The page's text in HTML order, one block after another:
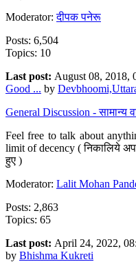
Moderator:दीपक पनेरू
Posts: 6,504
Topics: 10
Last post: August 08, 2018,
Good ... by
General Discussion - सामान्य
Feel free to talk about
limit of decency ( निकालिये
हुए )
Moderator: Lalit Mohan
Posts: 2,863
Topics: 65
Last post: April 24, 2022,
by Bhishma Kukreti